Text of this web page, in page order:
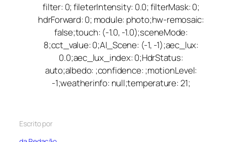
filter: 0; fileterIntensity: 0.0; filterMask: 0;
hdrForward: 0; module: photo;hw-remosaic:
false;touch: (-1.0, -1.0);sceneMode:
8;cct_value: 0;AI_Scene: (-1, -1);aec_lux:
0.0;aec_lux_index: 0;HdrStatus:
auto;albedo: ;confidence: ;motionLevel:
-1;weatherinfo: null;temperature: 21;
Escrito por